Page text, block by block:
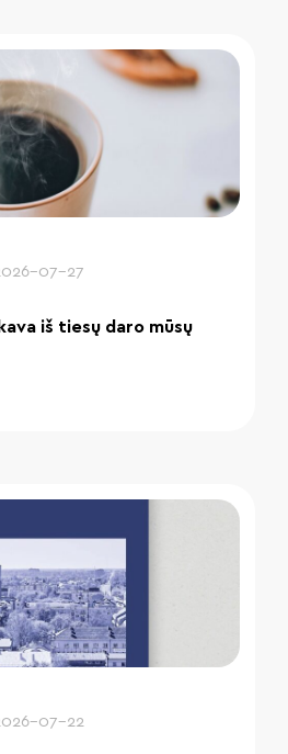
07-27
iš tiesų daro mūsų
07-22